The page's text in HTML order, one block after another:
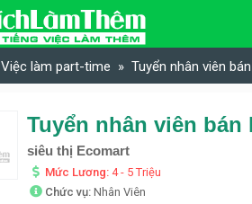
Việc làm part-time Tuyển nhân viên
Tuyển nhân viên
siêu thị Ecomart
Mức Lương: 4 - 5 Triệu
Chức vụ: Nhân Viên